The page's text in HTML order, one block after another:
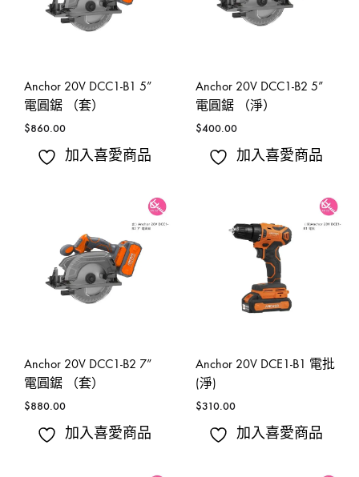
Anchor 20V DCC1-B1 5”
電圓鋸 （套）
$860.00
加入喜愛商品
Anchor 20V DCC1-B2 5”
電圓鋸 （淨）
$400.00
加入喜愛商品
Anchor 20V DCC1-B2 7”
電圓鋸 （套）
$880.00
加入喜愛商品
Anchor 20V DCE1-B1 電批
(淨)
$310.00
加入喜愛商品